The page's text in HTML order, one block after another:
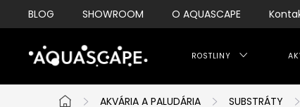
Přejít
na
BLOG SHOWROOM O AQUASCAPE
ROSTLINY
AKVÁRIA A PALUDÁRIA SUBSTRÁTY